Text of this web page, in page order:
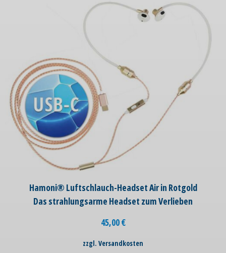
Hamoni® Luftschlauch-Headset Air in Rotgold
Das strahlungsarme Headset zum Verlieben
45,00€
zzgl. Versandkosten